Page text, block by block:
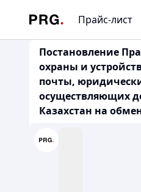
Прайс-лист
Постановление
охраны и
почты,
осуществляющих
Казахстан на